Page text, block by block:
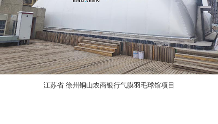
江苏省 徐州铜山农商银行气膜羽毛球馆项目